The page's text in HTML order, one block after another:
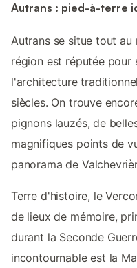
Autrans : pied-à-terre
Autrans se situe tout au
région est réputée pour
l'architecture
siècles. On trouve
pignons lauzés, de
magnifiques points de
panorama de
Terre d'histoire, le
de lieux de mémoire,
durant la Seconde
incontournable est la